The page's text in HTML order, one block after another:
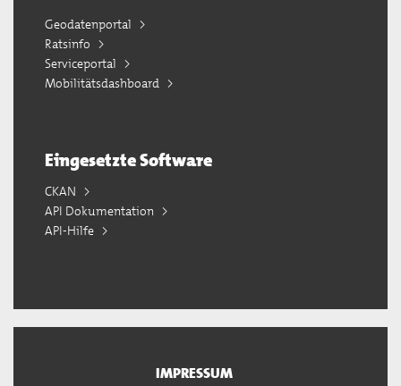
Geodatenportal
Ratsinfo
Serviceportal
Mobilitätsdashboard
Eingesetzte Software
CKAN
API Dokumentation
API-Hilfe
IMPRESSUM